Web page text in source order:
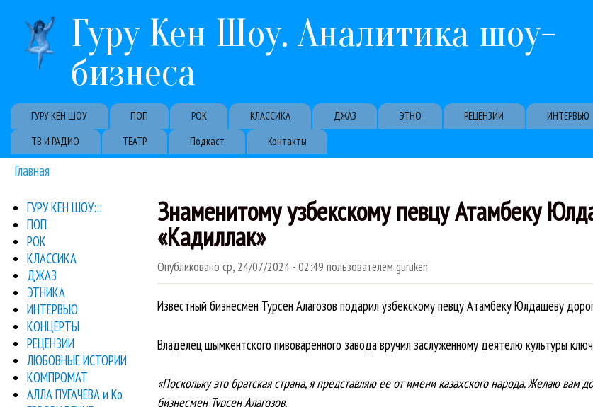
Гуру Кен Шоу. Аналитика шоу-
бизнеса
Primary links
ГУРУ КЕН ШОУ ПОП РОК КЛАССИКА ДЖАЗ ЭТНО РЕЦЕНЗИИ ИНТЕРВЬЮ
ТВ И РАДИО
ТЕАТР Подкаст Контакты
Вы здесь
Главная
Знаменитому узбекскому певцу Атамбеку
«Кадиллак»
Опубликовано ср, 24/07/2024 - 02:49 пользователем guruken
Известный бизнесмен Турсен Алагозов подарил узбекскому певцу Атамбеку Юлдашеву
Владелец шымкентского пивоваренного завода вручил заслуженному деятелю культуры
«Поскольку это братская страна, я представляю ее от имени казахского народа. Желаю вам
бизнесмен Турсен Алагозов.
ГУРУ КЕН ШОУ:::
ПОП
РОК
КЛАССИКА
ДЖАЗ
ЭТНИКА
ИНТЕРВЬЮ
КОНЦЕРТЫ
РЕЦЕНЗИИ
ЛЮБОВНЫЕ ИСТОРИИ
КОМПРОМАТ
АЛЛА ПУГАЧЕВА и Ко